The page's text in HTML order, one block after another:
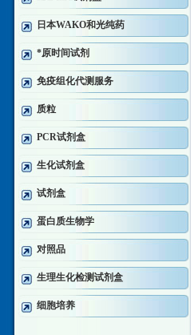
日本WAKO和光纯药
*原时间试剂
免疫组化代测服务
质粒
PCR试剂盒
生化试剂盒
试剂盒
蛋白质生物学
对照品
生理生化检测试剂盒
细胞培养